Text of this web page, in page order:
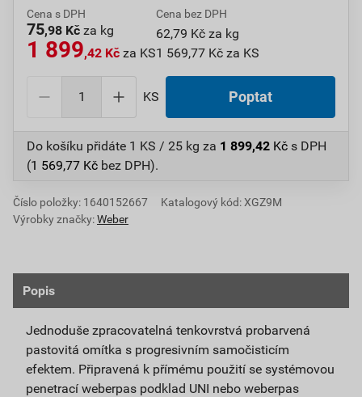
Cena s DPH
75,98 Kč za kg
1 899,42 Kč za KS
Cena bez DPH
62,79 Kč za kg
1 569,77 Kč za KS
KS Poptat
Do košíku přidáte 1 KS / 25 kg za 1 899,42 Kč s DPH
(1 569,77 Kč bez DPH).
Číslo položky: 1640152667
Katalogový kód: XGZ9M
Výrobky značky:Weber
Popis
Jednoduše zpracovatelná tenkovrstvá probarvená
pastovitá omítka s progresivním samočisticím
efektem. Připravená k přímému použití se systémovou
penetrací weberpas podklad UNI nebo weberpas